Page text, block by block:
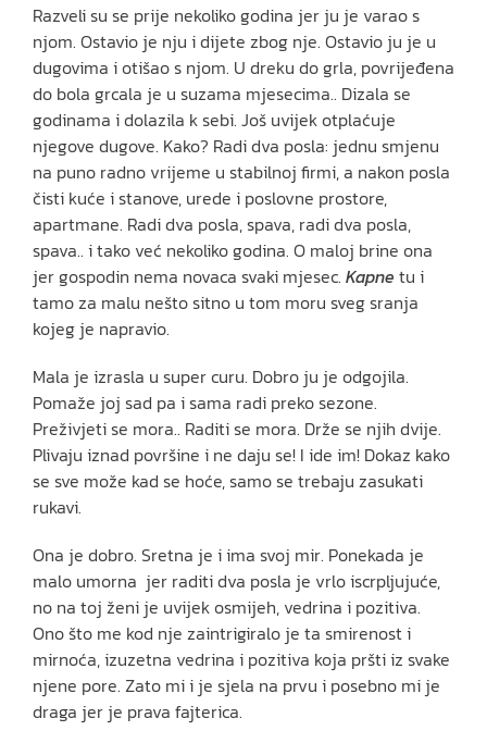
Razveli su se prije nekoliko godina jer ju je varao s
njom. Ostavio je nju i dijete zbog nje. Ostavio ju je u
dugovima i otišao s njom. U dreku do grla, povrijeđena
do bola grcala je u suzama mjesecima.. Dizala se
godinama i dolazila k sebi. Još uvijek otplaćuje
njegove dugove. Kako? Radi dva posla: jednu smjenu
na puno radno vrijeme u stabilnoj firmi, a nakon posla
čisti kuće i stanove, urede i poslovne prostore,
apartmane. Radi dva posla, spava, radi dva posla,
spava.. i tako već nekoliko godina. O maloj brine ona
jer gospodin nema novaca svaki mjesec. Kapne tu i
tamo za malu nešto sitno u tom moru sveg sranja
kojeg je napravio.
Mala je izrasla u super curu. Dobro ju je odgojila.
Pomaže joj sad pa i sama radi preko sezone.
Preživjeti se mora.. Raditi se mora. Drže se njih dvije.
Plivaju iznad površine i ne daju se! I ide im! Dokaz kako
se sve može kad se hoće, samo se trebaju zasukati
rukavi.
Ona je dobro. Sretna je i ima svoj mir. Ponekada je
malo umorna jer raditi dva posla je vrlo iscrpljujuće,
no na toj ženi je uvijek osmijeh, vedrina i pozitiva.
Ono što me kod nje zaintrigiralo je ta smirenost i
mirnoća, izuzetna vedrina i pozitiva koja pršti iz svake
njene pore. Zato mi i je sjela na prvu i posebno mi je
draga jer je prava fajterica.